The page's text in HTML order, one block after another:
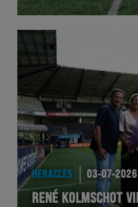
HERACLES 03-07-2026
RENÉ KOLMSCHOT